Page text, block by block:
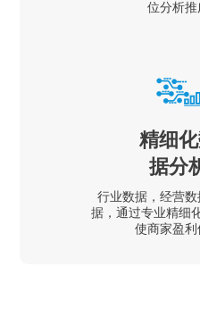
位分析推
精细
据分
行业数据，经营
据，通过专业精细
使商家盈利